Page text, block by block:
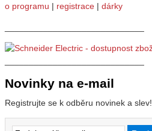
o programu | registrace | dárky
Novinky na e-mail
Registrujte se k odběru novinek a slev!